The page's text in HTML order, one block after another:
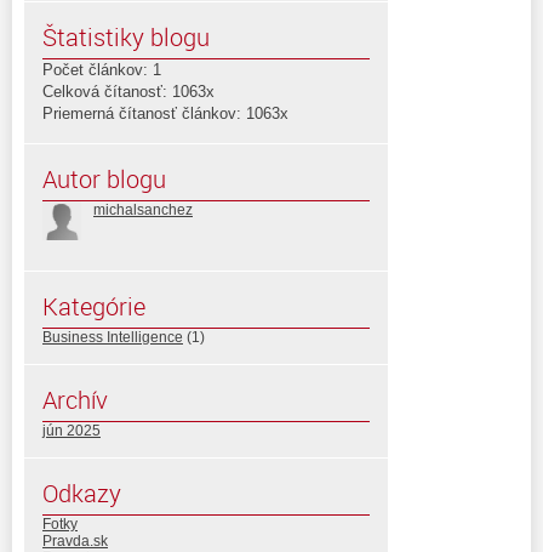
Štatistiky blogu
Počet článkov: 1
Celková čítanosť: 1063x
Priemerná čítanosť článkov: 1063x
Autor blogu
michalsanchez
Kategórie
Business Intelligence (1)
Archív
jún 2025
Odkazy
Fotky
Pravda.sk